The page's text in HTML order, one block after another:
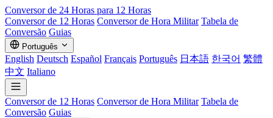
Conversor de 24 Horas para 12 Horas
Conversor de 12 Horas Conversor de Hora Militar Tabela de
Conversão Guias
Português
English Deutsch Español Français Português 日本語 한국어 繁體
中文 Italiano
Conversor de 12 Horas Conversor de Hora Militar Tabela de
Conversão Guias